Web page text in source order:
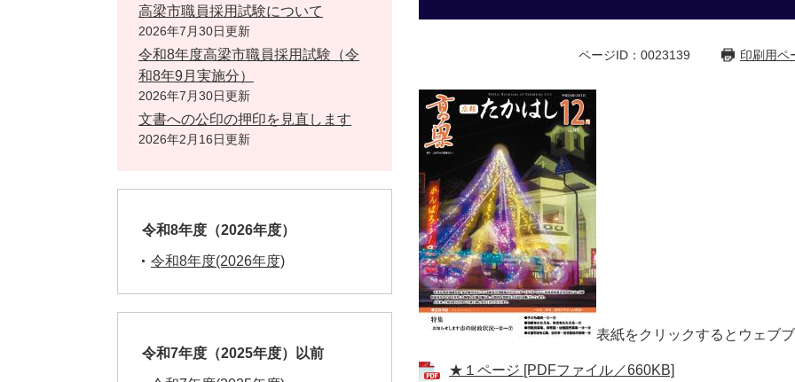
ページID：0023139 印刷用ペ
表紙をクリックするとウェブ
★１ページ [PDFファイル／660KB]
高梁市職員採用試験について
2026年7月30日更新
令和8年度高梁市職員採用試験（令
和8年9月実施分）
2026年7月30日更新
文書への公印の押印を見直します
2026年2月16日更新
令和8年度（2026年度）
令和8年度(2026年度)
令和7年度（2025年度）以前